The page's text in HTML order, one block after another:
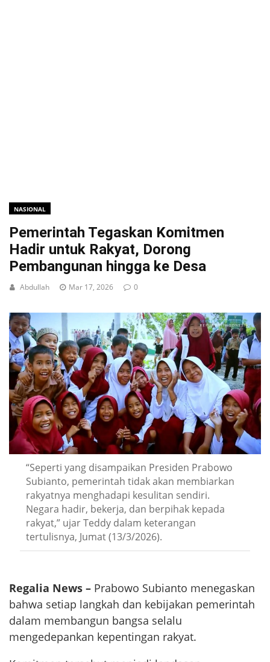
NASIONAL
Pemerintah Tegaskan Komitmen
Hadir untuk Rakyat, Dorong
Pembangunan hingga ke Desa
Abdullah Mar 17, 2026 0
“Seperti yang disampaikan Presiden Prabowo
Subianto, pemerintah tidak akan membiarkan
rakyatnya menghadapi kesulitan sendiri.
Negara hadir, bekerja, dan berpihak kepada
rakyat,” ujar Teddy dalam keterangan
tertulisnya, Jumat (13/3/2026).
Regalia News – Prabowo Subianto menegaskan
bahwa setiap langkah dan kebijakan pemerintah
dalam membangun bangsa selalu
mengedepankan kepentingan rakyat.